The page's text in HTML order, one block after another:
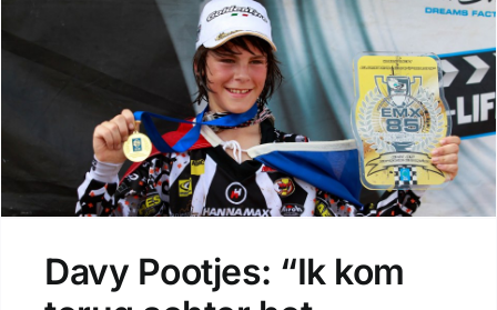
Davy Pootjes: “Ik kom